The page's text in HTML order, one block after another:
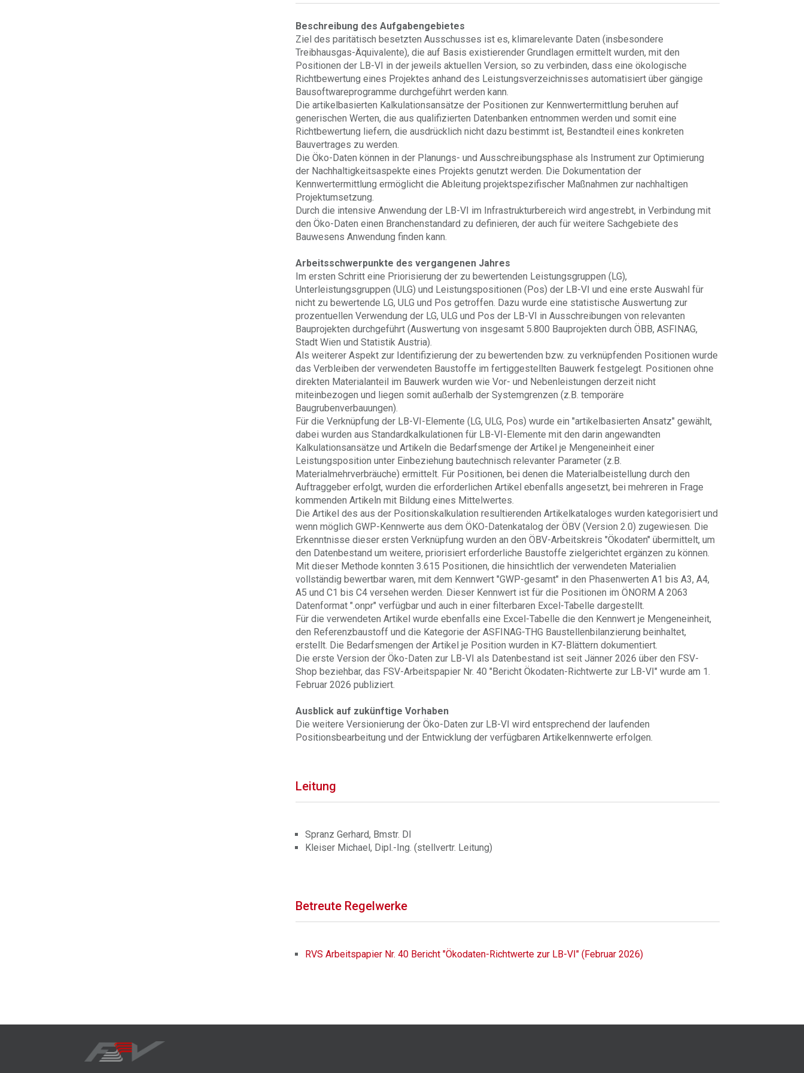
Beschreibung des Aufgabengebietes
Ziel des paritätisch besetzten Ausschusses ist es, klimarelevante Daten (insbesondere
Treibhausgas-Äquivalente), die auf Basis existierender Grundlagen ermittelt wurden, mit den
Positionen der LB-VI in der jeweils aktuellen Version, so zu verbinden, dass eine ökologische
Richtbewertung eines Projektes anhand des Leistungsverzeichnisses automatisiert über gängige
Bausoftwareprogramme durchgeführt werden kann.
Die artikelbasierten Kalkulationsansätze der Positionen zur Kennwertermittlung beruhen auf
generischen Werten, die aus qualifizierten Datenbanken entnommen werden und somit eine
Richtbewertung liefern, die ausdrücklich nicht dazu bestimmt ist, Bestandteil eines konkreten
Bauvertrages zu werden.
Die Öko-Daten können in der Planungs- und Ausschreibungsphase als Instrument zur Optimierung
der Nachhaltigkeitsaspekte eines Projekts genutzt werden. Die Dokumentation der
Kennwertermittlung ermöglicht die Ableitung projektspezifischer Maßnahmen zur nachhaltigen
Projektumsetzung.
Durch die intensive Anwendung der LB-VI im Infrastrukturbereich wird angestrebt, in Verbindung mit
den Öko-Daten einen Branchenstandard zu definieren, der auch für weitere Sachgebiete des
Bauwesens Anwendung finden kann.
Arbeitsschwerpunkte des vergangenen Jahres
Im ersten Schritt eine Priorisierung der zu bewertenden Leistungsgruppen (LG),
Unterleistungsgruppen (ULG) und Leistungspositionen (Pos) der LB-VI und eine erste Auswahl für
nicht zu bewertende LG, ULG und Pos getroffen. Dazu wurde eine statistische Auswertung zur
prozentuellen Verwendung der LG, ULG und Pos der LB-VI in Ausschreibungen von relevanten
Bauprojekten durchgeführt (Auswertung von insgesamt 5.800 Bauprojekten durch ÖBB, ASFINAG,
Stadt Wien und Statistik Austria).
Als weiterer Aspekt zur Identifizierung der zu bewertenden bzw. zu verknüpfenden Positionen wurde
das Verbleiben der verwendeten Baustoffe im fertiggestellten Bauwerk festgelegt. Positionen ohne
direkten Materialanteil im Bauwerk wurden wie Vor- und Nebenleistungen derzeit nicht
miteinbezogen und liegen somit außerhalb der Systemgrenzen (z.B. temporäre
Baugrubenverbauungen).
Für die Verknüpfung der LB-VI-Elemente (LG, ULG, Pos) wurde ein "artikelbasierten Ansatz" gewählt,
dabei wurden aus Standardkalkulationen für LB-VI-Elemente mit den darin angewandten
Kalkulationsansätze und Artikeln die Bedarfsmenge der Artikel je Mengeneinheit einer
Leistungsposition unter Einbeziehung bautechnisch relevanter Parameter (z.B.
Materialmehrverbräuche) ermittelt. Für Positionen, bei denen die Materialbeistellung durch den
Auftraggeber erfolgt, wurden die erforderlichen Artikel ebenfalls angesetzt, bei mehreren in Frage
kommenden Artikeln mit Bildung eines Mittelwertes.
Die Artikel des aus der Positionskalkulation resultierenden Artikelkataloges wurden kategorisiert und
wenn möglich GWP-Kennwerte aus dem ÖKO-Datenkatalog der ÖBV (Version 2.0) zugewiesen. Die
Erkenntnisse dieser ersten Verknüpfung wurden an den ÖBV-Arbeitskreis "Ökodaten" übermittelt, um
den Datenbestand um weitere, priorisiert erforderliche Baustoffe zielgerichtet ergänzen zu können.
Mit dieser Methode konnten 3.615 Positionen, die hinsichtlich der verwendeten Materialien
vollständig bewertbar waren, mit dem Kennwert "GWP-gesamt" in den Phasenwerten A1 bis A3, A4,
A5 und C1 bis C4 versehen werden. Dieser Kennwert ist für die Positionen im ÖNORM A 2063
Datenformat ".onpr" verfügbar und auch in einer filterbaren Excel-Tabelle dargestellt.
Für die verwendeten Artikel wurde ebenfalls eine Excel-Tabelle die den Kennwert je Mengeneinheit,
den Referenzbaustoff und die Kategorie der ASFINAG-THG Baustellenbilanzierung beinhaltet,
erstellt. Die Bedarfsmengen der Artikel je Position wurden in K7-Blättern dokumentiert.
Die erste Version der Öko-Daten zur LB-VI als Datenbestand ist seit Jänner 2026 über den FSV-
Shop beziehbar, das FSV-Arbeitspapier Nr. 40 "Bericht Ökodaten-Richtwerte zur LB-VI" wurde am 1.
Februar 2026 publiziert.
Ausblick auf zukünftige Vorhaben
Die weitere Versionierung der Öko-Daten zur LB-VI wird entsprechend der laufenden
Positionsbearbeitung und der Entwicklung der verfügbaren Artikelkennwerte erfolgen.
Leitung
Spranz Gerhard, Bmstr. DI
Kleiser Michael, Dipl.-Ing. (stellvertr. Leitung)
Betreute Regelwerke
RVS Arbeitspapier Nr. 40 Bericht "Ökodaten-Richtwerte zur LB-VI" (Februar 2026)